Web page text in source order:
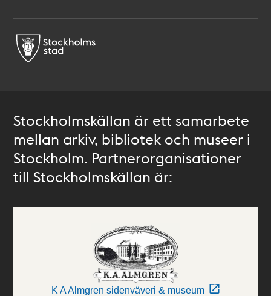
Stockholmskällan är ett samarbete
mellan arkiv, bibliotek och museer i
Stockholm. Partnerorganisationer
till Stockholmskällan är:
K A Almgren sidenväveri & museum